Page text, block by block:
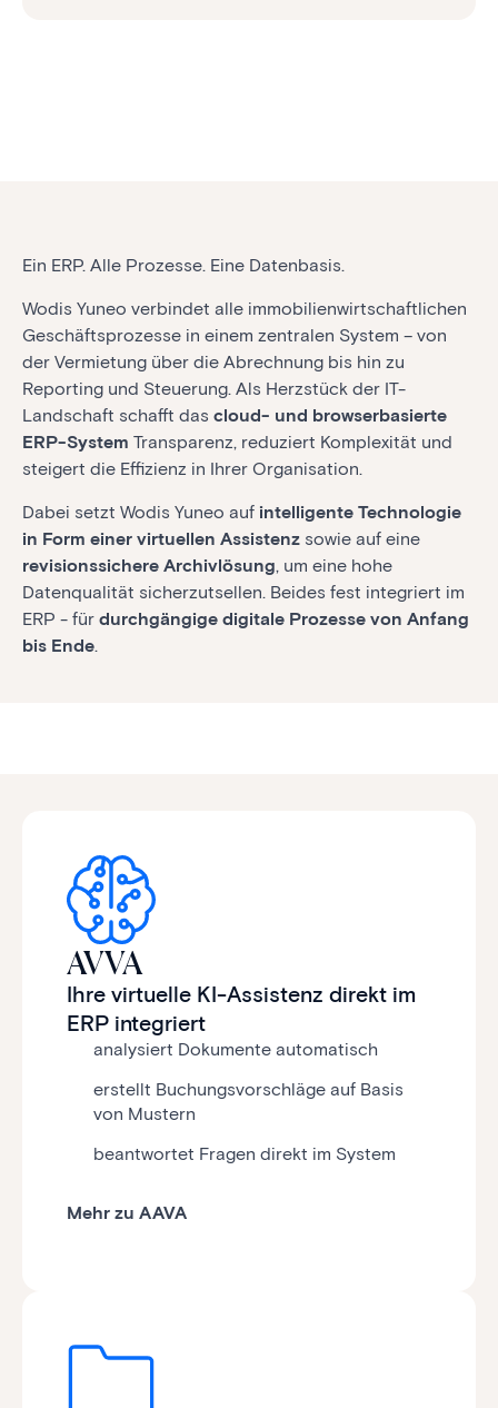
Ein ERP. Alle Prozesse. Eine Datenbasis.
Wodis Yuneo verbindet alle immobilienwirtschaftlichen
Geschäftsprozesse in einem zentralen System – von
der Vermietung über die Abrechnung bis hin zu
Reporting und Steuerung. Als Herzstück der IT-
Landschaft schafft das cloud- und browserbasierte
ERP-System Transparenz, reduziert Komplexität und
steigert die Effizienz in Ihrer Organisation.
Dabei setzt Wodis Yuneo auf intelligente Technologie
in Form einer virtuellen Assistenz sowie auf eine
revisionssichere Archivlösung, um eine hohe
Datenqualität sicherzutsellen. Beides fest integriert im
ERP - für durchgängige digitale Prozesse von Anfang
bis Ende.
AVVA
Ihre virtuelle KI-Assistenz direkt im
ERP integriert
analysiert Dokumente automatisch
erstellt Buchungsvorschläge auf Basis
von Mustern
beantwortet Fragen direkt im System
Mehr zu AAVA